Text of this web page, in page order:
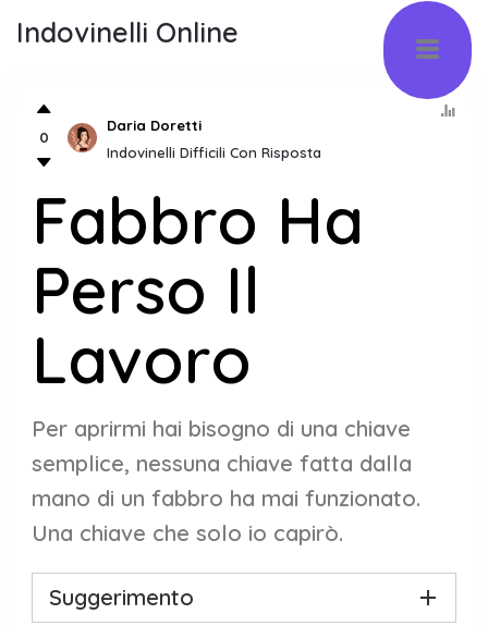
Indovinelli Online
0
Daria Doretti
Indovinelli Difficili Con Risposta
Fabbro Ha
Perso Il
Lavoro
Per aprirmi hai bisogno di una chiave
semplice, nessuna chiave fatta dalla
mano di un fabbro ha mai funzionato.
Una chiave che solo io capirò.
Suggerimento